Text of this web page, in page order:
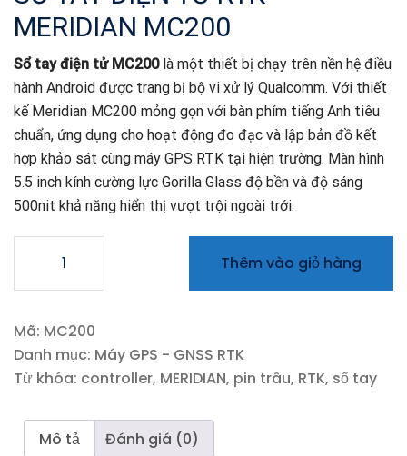
MERIDIAN MC200
Sổ tay điện tử MC200là một thiết bị chạy trên nền hệ điều
hành Android được trang bị bộ vi xử lý Qualcomm. Với thiết
kế Meridian MC200 mỏng gọn với bàn phím tiếng Anh tiêu
chuẩn, ứng dụng cho hoạt động đo đạc và lập bản đồ kết
hợp khảo sát cùng máy GPS RTK tại hiện trường. Màn hình
5.5 inch kính cường lực Gorilla Glass độ bền và độ sáng
500nit khả năng hiển thị vượt trội ngoài trới.
Thêm vào giỏ hàng
Mã: MC200
Danh mục: Máy GPS - GNSS RTK
Từ khóa: controller, MERIDIAN, pin trâu, RTK, sổ tay
Mô tả Đánh giá (0)